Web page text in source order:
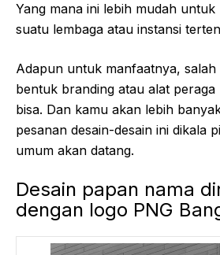
Yang mana ini lebih mudah
suatu lembaga atau instansi
Adapun untuk manfaatnya, salah
bentuk branding atau alat peraga
bisa. Dan kamu akan lebih
pesanan desain-desain ini dikala
umum akan datang.
Desain papan nama
dengan logo PNG